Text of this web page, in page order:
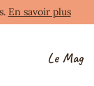
En savoir plus
Le Mag